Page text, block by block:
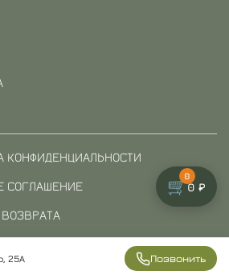
25А Позвонить
КОНФИДЕНЦИАЛЬНОСТИ
СОГЛАШЕНИЕ
🛒
0
0 ₽